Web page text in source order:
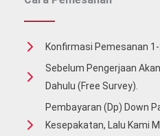
Konfirmasi Pemesanan
Sebelum Pengerjaan
Dahulu (free Survey).
Pembayaran (Dp) Down
Kesepakatan, Lalu Kami